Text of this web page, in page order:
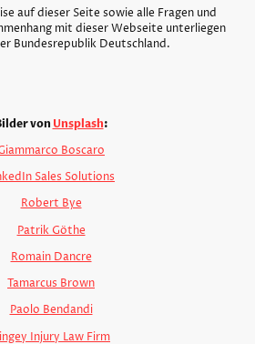
auf dieser Seite sowie alle Fragen und
mit dieser Webseite unterliegen
Bundesrepublik Deutschland.
von Unsplash:
Boscaro
Sales Solutions
Robert Bye
Patrik Göthe
Romain Dancre
Tamarcus Brown
Paolo Bendandi
Injury Law Firm